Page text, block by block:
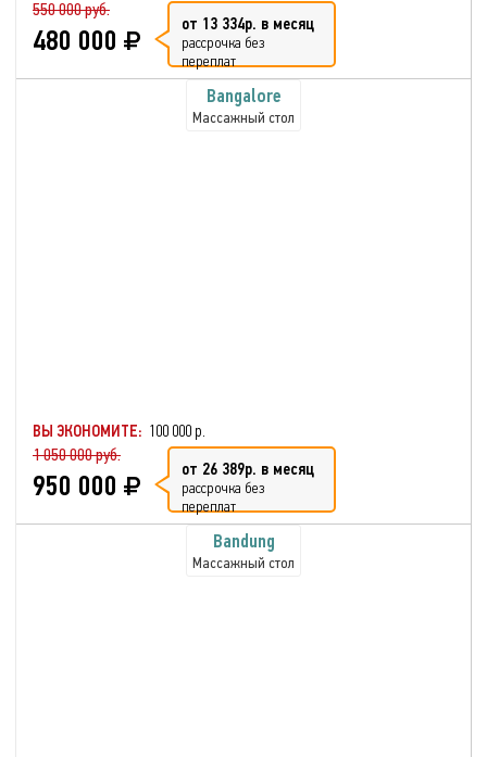
550 000 руб.
480 000 от 13 334р. в месяц
рассрочка без
переплат
Bangalore
Массажный стол
ВЫ ЭКОНОМИТЕ: 100 000 р.
1 050 000 руб.
950 000 от 26 389р. в месяц
рассрочка без
переплат
Bandung
Массажный стол